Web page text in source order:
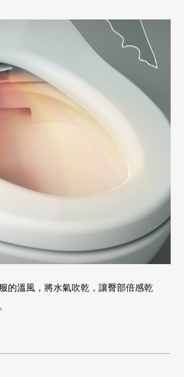
的溫風，將水氣吹乾，讓臀部倍感乾